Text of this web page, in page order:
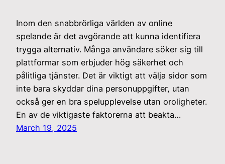
Inom den snabbrörliga världen av online
spelande är det avgörande att kunna identifiera
trygga alternativ. Många användare söker sig till
plattformar som erbjuder hög säkerhet och
pålitliga tjänster. Det är viktigt att välja sidor som
inte bara skyddar dina personuppgifter, utan
också ger en bra spelupplevelse utan oroligheter.
En av de viktigaste faktorerna att beakta…
March 19, 2025